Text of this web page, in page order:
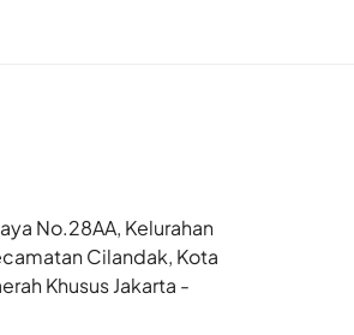
No.28AA, Kelurahan
Cilandak, Kota
Khusus Jakarta -